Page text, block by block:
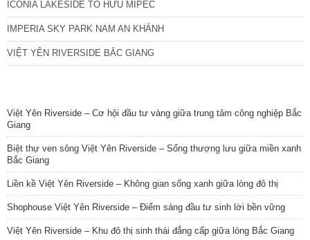
ICONIA LAKESIDE TỐ HỮU MIPEC
IMPERIA SKY PARK NAM AN KHÁNH
VIỆT YÊN RIVERSIDE BẮC GIANG
Việt Yên Riverside – Cơ hội đầu tư vàng giữa trung tâm công nghiệp Bắc
Giang
Biệt thự ven sông Việt Yên Riverside – Sống thượng lưu giữa miền xanh
Bắc Giang
Liền kề Việt Yên Riverside – Không gian sống xanh giữa lòng đô thị
Shophouse Việt Yên Riverside – Điểm sáng đầu tư sinh lời bền vững
Việt Yên Riverside – Khu đô thị sinh thái đẳng cấp giữa lòng Bắc Giang